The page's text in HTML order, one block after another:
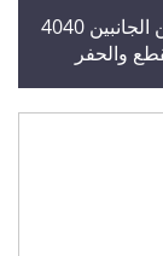
ملف الألومنيوم المستخرج الأسود المغلق من الجانبين 4040
والحفر